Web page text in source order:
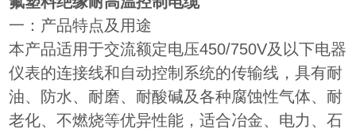
一：产品特点及用途
本产品适用于交流额定电压450/750V及以下电器
仪表的连接线和自动控制系统的传输线，具有耐
油、防水、耐磨、耐酸碱及各种腐蚀性气体、耐
老化、不燃烧等优异性能，适合冶金、电力、石